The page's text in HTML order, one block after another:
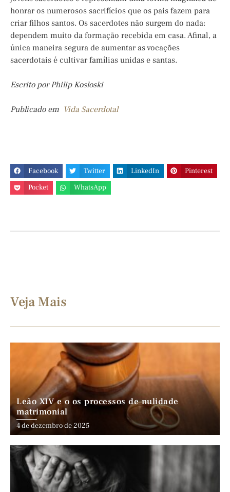
honrar os numerosos sacrifícios que os pais fazem para
criar filhos santos. Os sacerdotes não surgem do nada:
dependem muito da formação recebida em casa. Afinal, a
única maneira segura de aumentar as vocações
sacerdotais é cultivar famílias unidas e santas.
Escrito por Philip Kosloski
Publicado em Vida Sacerdotal
Facebook Twitter LinkedIn
Pinterest
Pocket
WhatsApp
Veja Mais
Leão XIV e o os processos de nulidade
matrimonial
4 de dezembro de 2025